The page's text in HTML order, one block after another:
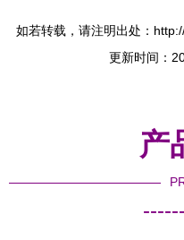
如若转载，请注明出处：
更新时间：
产